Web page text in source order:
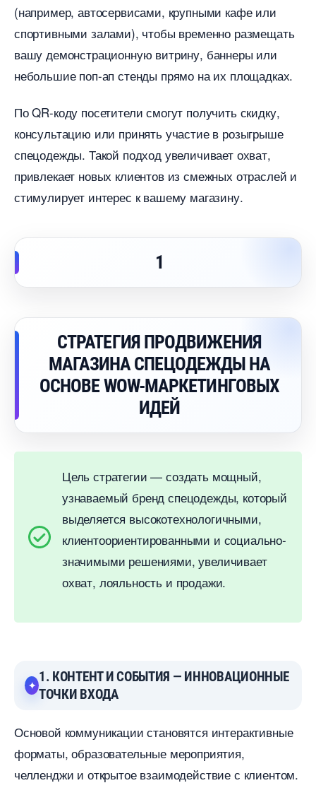
(например, автосервисами, крупными кафе или
спортивными залами), чтобы временно размещать
ашу демонстрационную витрину, баннеры или
небольшие поп-ап стенды прямо на их площадках.
По QR-коду посетители смогут получить скидку,
консультацию или принять участие в розыгрыше
спецодежды. Такой подход увеличивает охват,
привлекает новых клиентов из смежных отраслей и
стимулирует интерес к вашему магазину.
1
СТРАТЕГИЯ ПРОДВИЖЕНИЯ
МАГАЗИНА СПЕЦОДЕЖДЫ НА
ОСНОВЕ WOW-МАРКЕТИНГОВЫХ
ИДЕЙ
Цель стратегии — создать мощный,
узнаваемый бренд спецодежды, который
ыделяется высокотехнологичными,
клиентоориентированными и социально-
значимыми решениями, увеличивает
охват, лояльность и продажи.
1. КОНТЕНТ И СОБЫТИЯ — ИННОВАЦИОННЫЕ
ТОЧКИ ВХОДА
Основой коммуникации становятся интерактивные
форматы, образовательные мероприятия,
челленджи и открытое взаимодействие с клиентом.